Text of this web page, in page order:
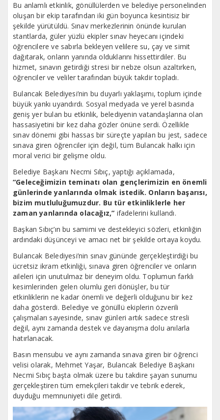
Bu anlamlı etkinlik, gönüllülerden ve belediye personelinden
oluşan bir ekip tarafından iki gün boyunca kesintisiz bir
şekilde yürütüldü. Sınav merkezlerinin önünde kurulan
stantlarda, güler yüzlü ekipler sınav heyecanı içindeki
öğrencilere ve sabırla bekleyen velilere su, çay ve simit
dağıtarak, onların yanında olduklarını hissettirdiler. Bu
hizmet, sınavın getirdiği stresi bir nebze olsun azaltırken,
öğrenciler ve veliler tarafından büyük takdir topladı.
Bulancak Belediyesi’nin bu duyarlı yaklaşımı, toplum içinde
büyük yankı uyandırdı. Sosyal medyada ve yerel basında
geniş yer bulan bu etkinlik, belediyenin vatandaşlarına olan
hassasiyetini bir kez daha gözler önüne serdi. Özellikle
sınav dönemi gibi hassas bir süreçte yapılan bu jest, sadece
sınava giren öğrenciler için değil, tüm Bulancak halkı için
moral verici bir gelişme oldu.
Belediye Başkanı Necmi Sıbıç, yaptığı açıklamada,
“Geleceğimizin teminatı olan gençlerimizin en önemli
günlerinde yanlarında olmak istedik. Onların başarısı,
bizim mutluluğumuzdur. Bu tür etkinliklerle her
zaman yanlarında olacağız,” ifadelerini kullandı.
Başkan Sıbıç’ın bu samimi ve destekleyici sözleri, etkinliğin
ardındaki düşünceyi ve amacı net bir şekilde ortaya koydu.
Bulancak Belediyesi’nin sınav gününde gerçekleştirdiği bu
ücretsiz ikram etkinliği, sınava giren öğrenciler ve onların
aileleri için unutulmaz bir deneyim oldu. Toplumun farklı
kesimlerinden gelen olumlu geri dönüşler, bu tür
etkinliklerin ne kadar önemli ve değerli olduğunu bir kez
daha gösterdi. Belediye ve gönüllü ekiplerin özverili
çalışmaları sayesinde, sınav günleri artık sadece stresli
değil, aynı zamanda destek ve dayanışma dolu anılarla
hatırlanacak.
Basın mensubu ve aynı zamanda sınava giren bir öğrenci
velisi olarak, Mehmet Yaşar, Bulancak Belediye Başkanı
Necmi Sıbıç başta olmak üzere bu takdire şayan sunumu
gerçekleştiren tüm emekçileri takdir ve tebrik ederek,
duyduğu memnuniyeti dile getirdi.